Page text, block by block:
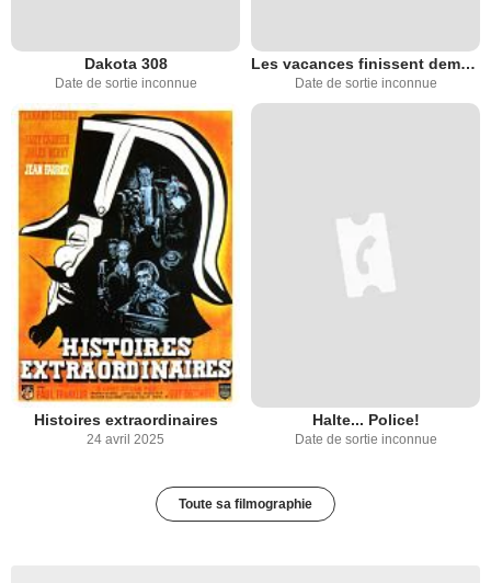
Dakota 308
Date de sortie inconnue
Les vacances finissent demain
Date de sortie inconnue
Histoires extraordinaires
24 avril 2025
Halte... Police!
Date de sortie inconnue
Toute sa filmographie